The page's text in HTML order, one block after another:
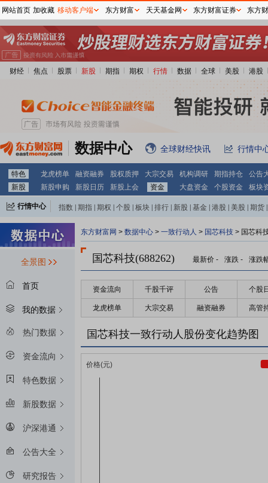
财经 焦点 股票 新股 期指 期权 行情 数据 全球 美股 港股
数据中心 全球财经快讯 行情中
特色 龙虎榜单 融资融券 股权质押 大宗交易 机构调研 期指持仓
公告
新股
新股申购 新股日历 新股上会 资金 大盘资金 个股资金 板块
行情中心 指数 期指 期权 个股 板块 排行 新股 基金 港股 美股 期货
全景图
首页
我的数据
热门数据
资金流向
特色数据
新股数据
沪深港通
公告大全
研究报告
东方财富网 > 数据中心 > 一致行动人 > 国芯科技 > 国芯科
国芯科技(688262) 最新价 - 涨跌 - 涨跌
资金流向 千股千评 公告 个股
龙虎榜单 大宗交易 融资融券 高管
国芯科技一致行动人股份变化趋势图
网站首页 加收藏 移动客户端 东方财富 天天基金网 东方财富证券 东方